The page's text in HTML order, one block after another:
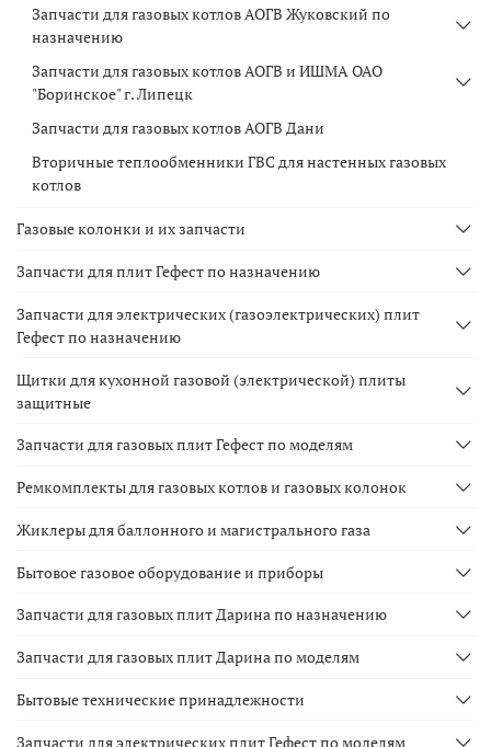
Запчасти для газовых котлов АОГВ Жуковский по
назначению
Запчасти для газовых котлов АОГВ и ИШМА ОАО
"Боринское" г. Липецк
Запчасти для газовых котлов АОГВ Дани
Вторичные теплообменники ГВС для настенных газовых
котлов
Газовые колонки и их запчасти
Запчасти для плит Гефест по назначению
Запчасти для электрических (газоэлектрических) плит
Гефест по назначению
Щитки для кухонной газовой (электрической) плиты
защитные
Запчасти для газовых плит Гефест по моделям
Ремкомплекты для газовых котлов и газовых колонок
Жиклеры для баллонного и магистрального газа
Бытовое газовое оборудование и приборы
Запчасти для газовых плит Дарина по назначению
Запчасти для газовых плит Дарина по моделям
Бытовые технические принадлежности
Запчасти для электрических плит Гефест по моделям